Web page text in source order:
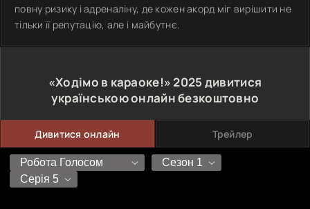
повну ризику і адреналіну, де кожен акорд міг вирішити не
тільки її репутацію, але і майбутнє.
«Ходімо в караоке!»2025 дивитися
українською онлайн безкоштовно
Дивитися онлайн Трейлер